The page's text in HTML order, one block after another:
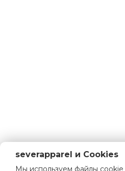
severapparel и Cookies
Мы используем файлы